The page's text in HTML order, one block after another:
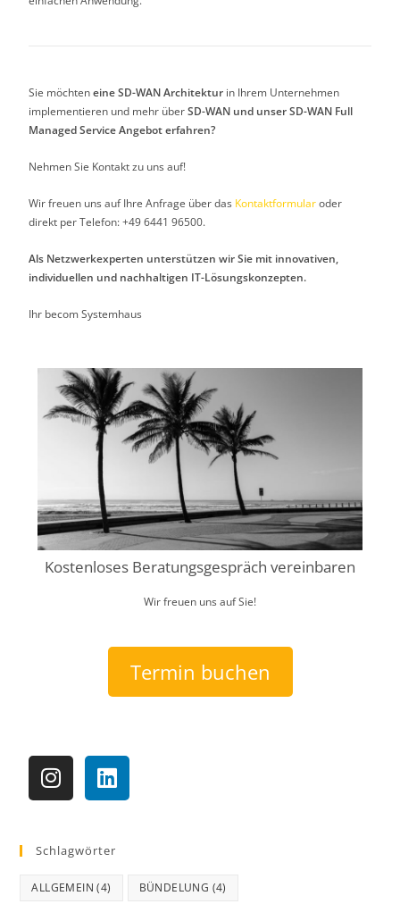
Sie möchteneine SD-WAN Architektur in Ihrem Unternehmen
implementieren und mehr überSD-WAN und unser SD-WAN Full
Managed Service Angebot erfahren?
Nehmen Sie Kontakt zu uns auf!
Wir freuen uns auf Ihre Anfrage über das Kontaktformularoder
direkt per Telefon: +49 6441 96500.
Als Netzwerkexperten unterstützen wir Sie mit innovativen,
individuellen und nachhaltigen IT-Lösungskonzepten.
Ihr becom Systemhaus
Kostenloses Beratungsgespräch vereinbaren
Wir freuen uns auf Sie!
Termin buchen
Schlagwörter
ALLGEMEIN (4) BÜNDELUNG (4)